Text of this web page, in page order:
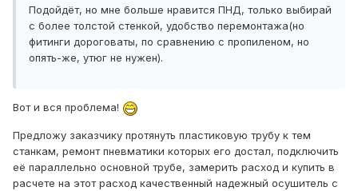
Подойдёт, но мне больше нравится ПНД, только выбирай
с более толстой стенкой, удобство перемонтажа(но
фитинги дороговаты, по сравнению с пропиленом, но
опять-же, утюг не нужен).
Вот и вся проблема!
Предложу заказчику протянуть пластиковую трубу к тем
станкам, ремонт пневматики которых его достал, подключить
её параллельно основной трубе, замерить расход и купить в
расчете на этот расход качественный надежный осушитель с